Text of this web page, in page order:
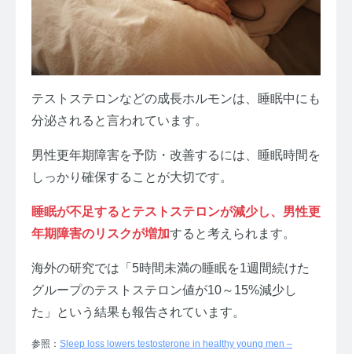
テストステロンなどの成長ホルモンは、睡眠中にも
分泌されると言われています。
男性更年期障害を予防・改善するには、睡眠時間を
しっかり確保することが大切です。
睡眠が不足するとテストステロンが減少し、男性更
年期障害のリスクが増加すると考えられます。
海外の研究では「5時間未満の睡眠を1週間続けた
グループのテストステロン値が10～15%減少し
た」という結果も報告されています。
参照： Sleep loss lowers testosterone in healthy young men –